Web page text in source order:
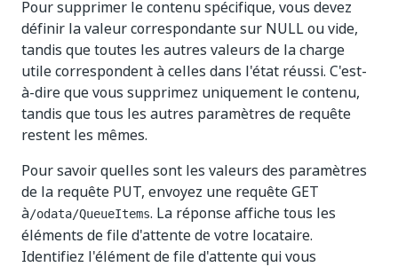
Pour supprimer le contenu spécifique, vous devez
définir la valeur correspondante sur NULL ou vide,
tandis que toutes les autres valeurs de la charge
utile correspondent à celles dans l'état réussi. C'est-
à-dire que vous supprimez uniquement le contenu,
tandis que tous les autres paramètres de requête
restent les mêmes.
Pour savoir quelles sont les valeurs des paramètres
de la requête PUT, envoyez une requête GET
à/odata/QueueItems. La réponse affiche tous les
éléments de file d'attente de votre locataire.
Identifiez l'élément de file d'attente qui vous